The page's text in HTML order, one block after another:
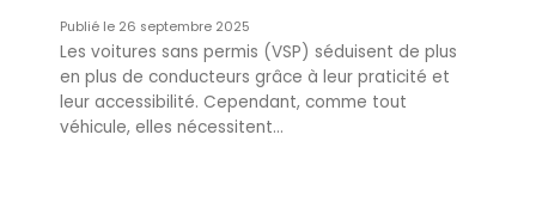
26 septembre 2025
Les voitures sans permis (VSP) séduisent de plus
en plus de conducteurs grâce à leur praticité et
leur accessibilité. Cependant, comme tout
véhicule, elles nécessitent…